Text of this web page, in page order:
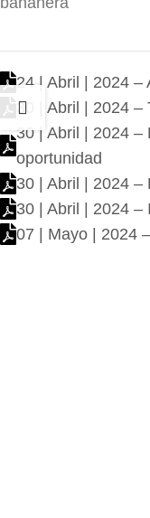
24 | Abril | 2024 –
30 | Abril | 2024 –
30 | Abril | 2024 –
oportunidad
30 | Abril | 2024 –
30 | Abril | 2024 –
07 | Mayo | 2024